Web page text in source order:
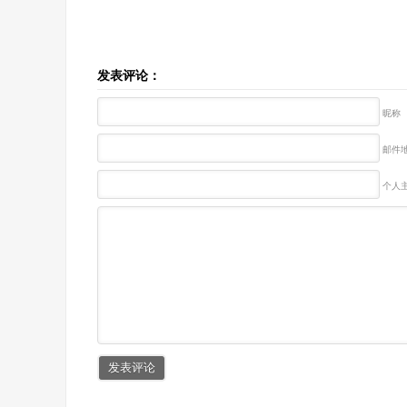
发表评论：
昵称
邮件
个人